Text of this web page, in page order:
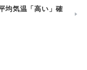
均気温「高い」確